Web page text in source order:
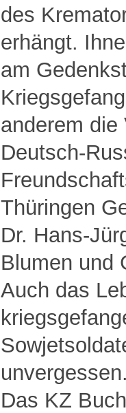
des
erhängt.
am
anderem die
Deutsch-
Thüringen
Dr. Hans-
Blumen und
Auch das
Das KZ